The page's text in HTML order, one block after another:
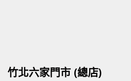
竹北六家門市 (總店)